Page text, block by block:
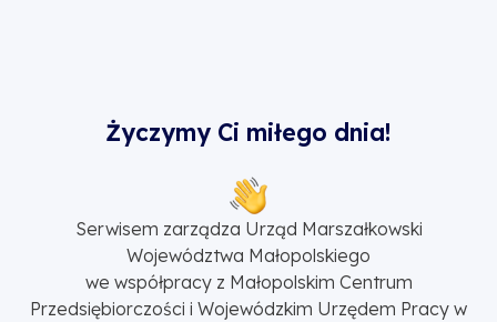
Życzymy Ci miłego dnia!
Serwisem zarządza Urząd Marszałkowski
Województwa Małopolskiego
we współpracy z Małopolskim Centrum
Przedsiębiorczości i Wojewódzkim Urzędem Pracy w